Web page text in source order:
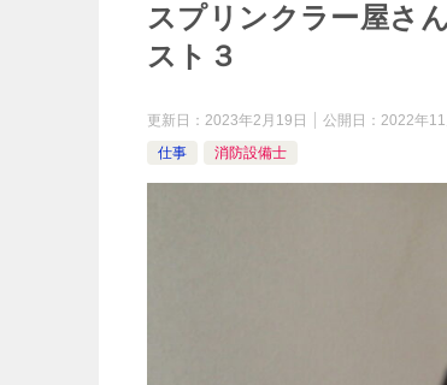
スプリンクラー屋さ
スト３
更新日： 2023年2月19日 公開日： 2022年11
仕事
消防設備士